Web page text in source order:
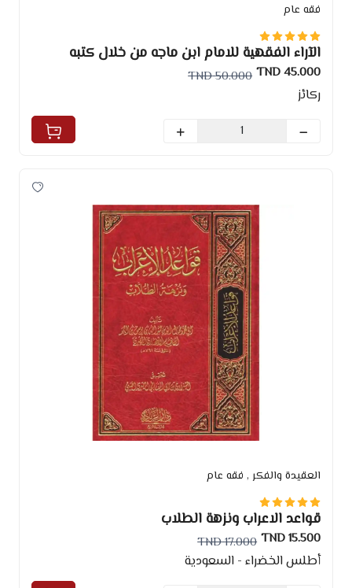
فقه عام
الآراء الفقهية للامام ابن ماجه من خلال كتبه
السنن
45.000 TND
50.000 TND
ركائز
العقيدة والفكر , فقه عام
قواعد الاعراب ونزهة الطلاب
15.500 TND
17.000 TND
أطلس الخضراء - السعودية